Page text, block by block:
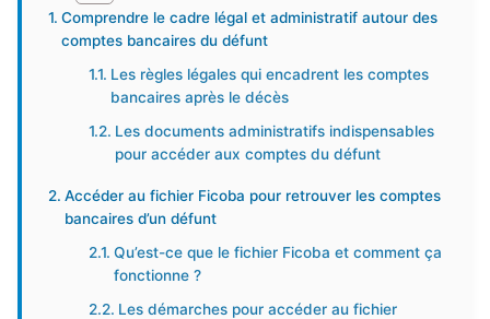
Comprendre le cadre légal et administratif autour des
comptes bancaires du défunt
Les règles légales qui encadrent les comptes
bancaires après le décès
Les documents administratifs indispensables
pour accéder aux comptes du défunt
Accéder au fichier Ficoba pour retrouver les comptes
bancaires d’un défunt
Qu’est-ce que le fichier Ficoba et comment ça
fonctionne ?
Les démarches pour accéder au fichier